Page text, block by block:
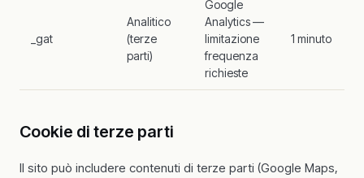
_gat
Analitico
(terze
parti)
Google
Analytics —
limitazione
frequenza
richieste
1 minuto
Cookie di terze parti
Il sito può includere contenuti di terze parti (Google Maps,